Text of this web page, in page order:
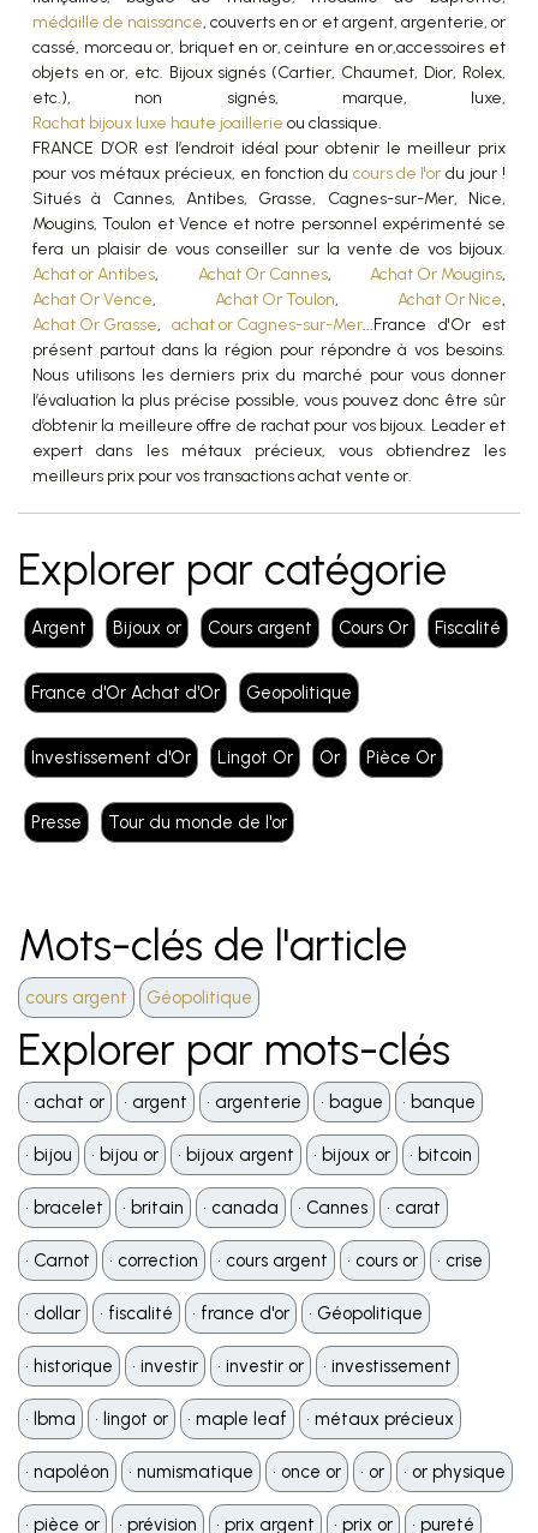
médaille de naissance, couverts en or et argent, argenterie, or
cassé, morceau or, briquet en or, ceinture en or,accessoires et
objets en or, etc. Bijoux signés (Cartier, Chaumet, Dior, Rolex,
etc.), non signés, marque, luxe,
Rachat bijoux luxe haute joaillerie ou classique.
FRANCE D’OR est l’endroit idéal pour obtenir le meilleur prix
pour vos métaux précieux, en fonction du cours de l'or du jour !
Situés à Cannes, Antibes, Grasse, Cagnes-sur-Mer, Nice,
Mougins, Toulon et Vence et notre personnel expérimenté se
fera un plaisir de vous conseiller sur la vente de vos bijoux.
Achat or Antibes, Achat Or Cannes, Achat Or Mougins,
Achat Or Vence, Achat Or Toulon, Achat Or Nice,
Achat Or Grasse,achat or Cagnes-sur-Mer...France d'Or est
présent partout dans la région pour répondre à vos besoins.
Nous utilisons les derniers prix du marché pour vous donner
l’évaluation la plus précise possible, vous pouvez donc être sûr
d’obtenir la meilleure offre de rachat pour vos bijoux. Leader et
expert dans les métaux précieux, vous obtiendrez les
meilleurs prix pour vos transactions achat vente or.
Explorer par catégorie
Argent Bijoux or Cours argent Cours Or Fiscalité
France d'Or Achat d'Or Geopolitique
Investissement d'Or Lingot Or Or Pièce Or
Presse Tour du monde de l'or
Mots-clés de l'article
cours argent Géopolitique
Explorer par mots-clés
•️ achat or •️ argent •️ argenterie •️ bague •️ banque
•️ bijou •️ bijou or •️ bijoux argent •️ bijoux or •️ bitcoin
•️ bracelet •️ britain •️ canada •️ Cannes •️ carat
•️ Carnot •️ correction •️ cours argent •️ cours or •️ crise
•️ dollar •️ fiscalité •️ france d'or •️ Géopolitique
•️ historique •️ investir •️ investir or •️ investissement
•️ lbma •️ lingot or •️ maple leaf •️ métaux précieux
•️ napoléon •️ numismatique •️ once or •️ or •️ or physique
•️ pièce or •️ prévision •️ prix argent •️ prix or •️ pureté